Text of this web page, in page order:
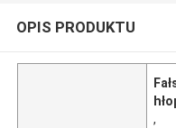
OPIS PRODUKTU
,